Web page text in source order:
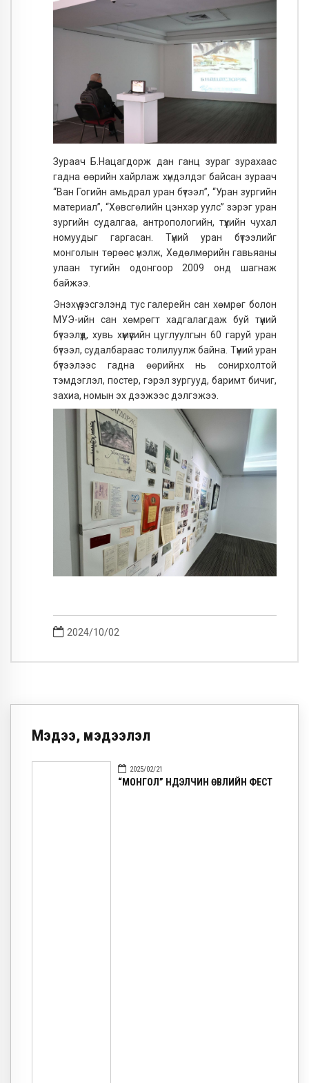
Зураач Б.Нацагдорж дан ганц зураг зурахаас
гадна өөрийн хайрлаж хүндэлдэг байсан зураач
“Ван Гогийн амьдрал уран бүтээл”, “Уран зургийн
материал”, “Хөвсгөлийн цэнхэр уулс” зэрэг уран
зургийн судалгаа, антропологийн, түүхийн чухал
номуудыг гаргасан. Түүний уран бүтээлийг
монголын төрөөс үнэлж, Хөдөлмөрийн гавьяаны
улаан тугийн одонгоор 2009 онд шагнаж
байжээ.
Энэхүү үзэсгэлэнд тус галерейн сан хөмрөг болон
МУЭ-ийн сан хөмрөгт хадгалагдаж буй түүний
бүтээлүүд, хувь хүмүүсийн цуглуулгын 60 гаруй уран
бүтээл, судалбараас толилуулж байна. Түүний уран
бүтээлээс гадна өөрийнх нь сонирхолтой
тэмдэглэл, постер, гэрэл зургууд, баримт бичиг,
захиа, номын эх дээжээс дэлгэжээ.
2024/10/02
Мэдээ, мэдээлэл
2025/02/21
“МОНГОЛ” НҮҮДЭЛЧИН ӨВЛИЙН ФЕСТ